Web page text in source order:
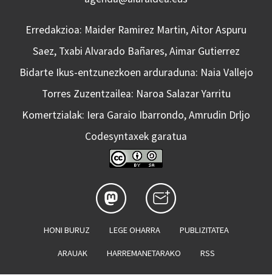
Erredakzioa: Maider Ramirez Martin, Aitor Aspuru
Saez, Txabi Alvarado Bañares, Aimar Gutierrez
Bidarte Ikus-entzunezkoen arduraduna: Naia Vallejo
Torres Zuzentzailea: Naroa Salazar Yarritu
Komertzialak: Iera Garaio Ibarrondo, Amrudin Drljo
Codesyntaxek garatua
HONI BURUZ LEGE OHARRA PUBLIZITATEA
ARAUAK HARREMANETARAKO RSS